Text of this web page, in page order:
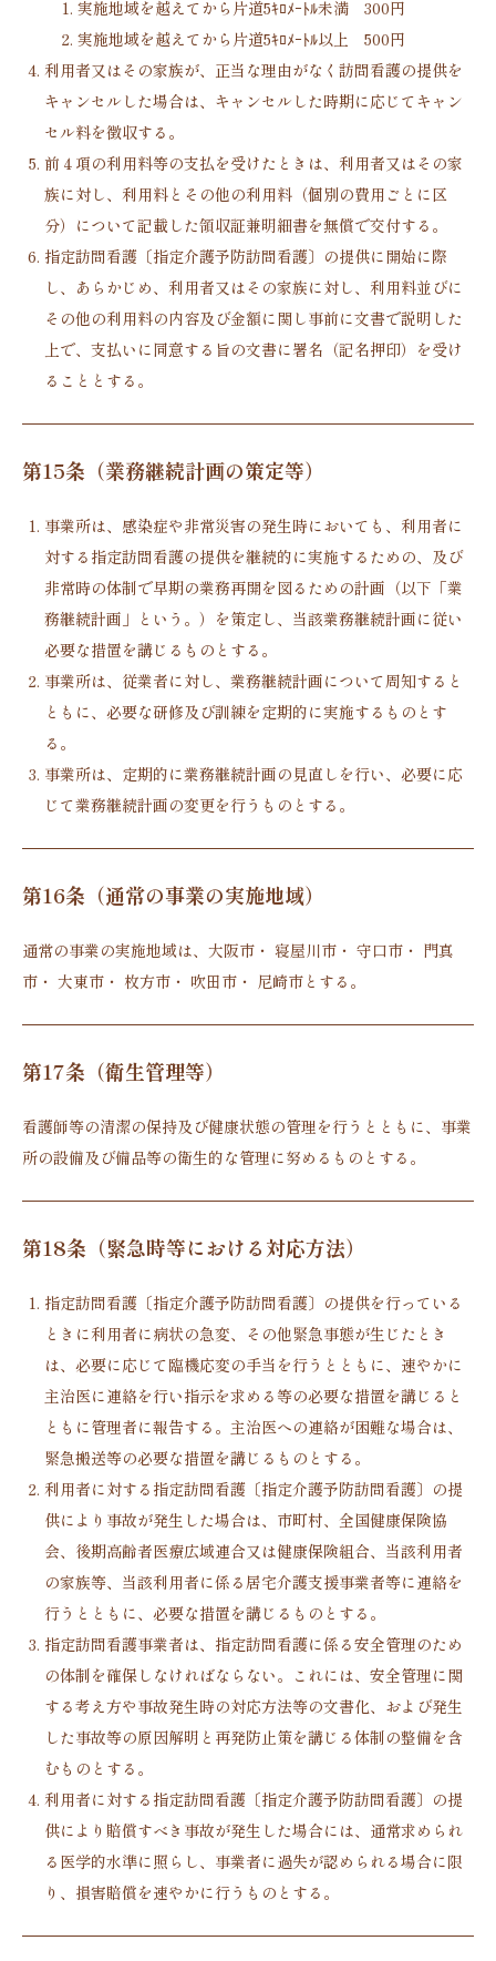
実施地域を越えてから片道5ｷﾛﾒｰﾄﾙ未満 300円
実施地域を越えてから片道5ｷﾛﾒｰﾄﾙ以上 500円
利用者又はその家族が、正当な理由がなく訪問看護の提供を
キャンセルした場合は、キャンセルした時期に応じてキャン
セル料を徴収する。
前４項の利用料等の支払を受けたときは、利用者又はその家
族に対し、利用料とその他の利用料（個別の費用ごとに区
分）について記載した領収証兼明細書を無償で交付する。
指定訪問看護〔指定介護予防訪問看護〕の提供に開始に際
し、あらかじめ、利用者又はその家族に対し、利用料並びに
その他の利用料の内容及び金額に関し事前に文書で説明した
上で、支払いに同意する旨の文書に署名（記名押印）を受け
ることとする。
第15条（業務継続計画の策定等）
事業所は、感染症や非常災害の発生時においても、利用者に
対する指定訪問看護の提供を継続的に実施するための、及び
非常時の体制で早期の業務再開を図るための計画（以下「業
務継続計画」という。）を策定し、当該業務継続計画に従い
必要な措置を講じるものとする。
事業所は、従業者に対し、業務継続計画について周知すると
ともに、必要な研修及び訓練を定期的に実施するものとす
る。
事業所は、定期的に業務継続計画の見直しを行い、必要に応
じて業務継続計画の変更を行うものとする。
第16条（通常の事業の実施地域）
通常の事業の実施地域は、大阪市・ 寝屋川市 ・ 守口市 ・ 門真
市 ・ 大東市 ・ 枚方市 ・ 吹田市 ・ 尼崎市 とする。
第17条（衛生管理等）
看護師等の清潔の保持及び健康状態の管理を行うとともに、事業
所の設備及び備品等の衛生的な管理に努めるものとする。
第18条（緊急時等における対応方法）
指定訪問看護〔指定介護予防訪問看護〕の提供を行っている
ときに利用者に病状の急変、その他緊急事態が生じたとき
は、必要に応じて臨機応変の手当を行うとともに、速やかに
主治医に連絡を行い指示を求める等の必要な措置を講じると
ともに管理者に報告する。主治医への連絡が困難な場合は、
緊急搬送等の必要な措置を講じるものとする。
利用者に対する指定訪問看護〔指定介護予防訪問看護〕の提
供により事故が発生した場合は、市町村、全国健康保険協
会、後期高齢者医療広域連合又は健康保険組合、当該利用者
の家族等、当該利用者に係る居宅介護支援事業者等に連絡を
行うとともに、必要な措置を講じるものとする。
指定訪問看護事業者は、指定訪問看護に係る安全管理のため
の体制を確保しなければならない。これには、安全管理に関
する考え方や事故発生時の対応方法等の文書化、および発生
した事故等の原因解明と再発防止策を講じる体制の整備を含
むものとする。
利用者に対する指定訪問看護〔指定介護予防訪問看護〕の提
供により賠償すべき事故が発生した場合には、通常求められ
る医学的水準に照らし、事業者に過失が認められる場合に限
り、損害賠償を速やかに行うものとする。